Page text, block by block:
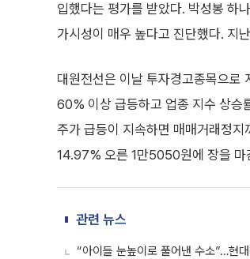
입했다는 평가를 받았다. 박성봉 하
가시성이 매우 높다고 진단했다.
대원전선은 이날 투자경고종목으
60% 이상 급등하고 업종 지수 상승
주가 급등이 지속하면 매매거래정지
14.97% 오른 1만5050원에 장을 마
관련 뉴스
“아이들 눈높이로 풀어낸 수소”…현